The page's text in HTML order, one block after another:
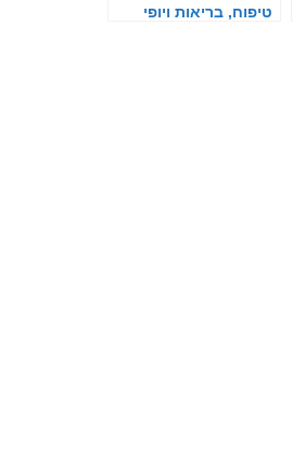
טיפוח, בריאות ויופי